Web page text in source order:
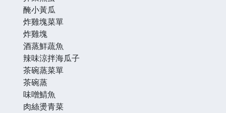
醃小黃瓜
炸雞塊菜單
炸雞塊
酒蒸鮮蔬魚
辣味涼拌海瓜子
茶碗蒸菜單
茶碗蒸
味噌鯖魚
肉絲燙青菜